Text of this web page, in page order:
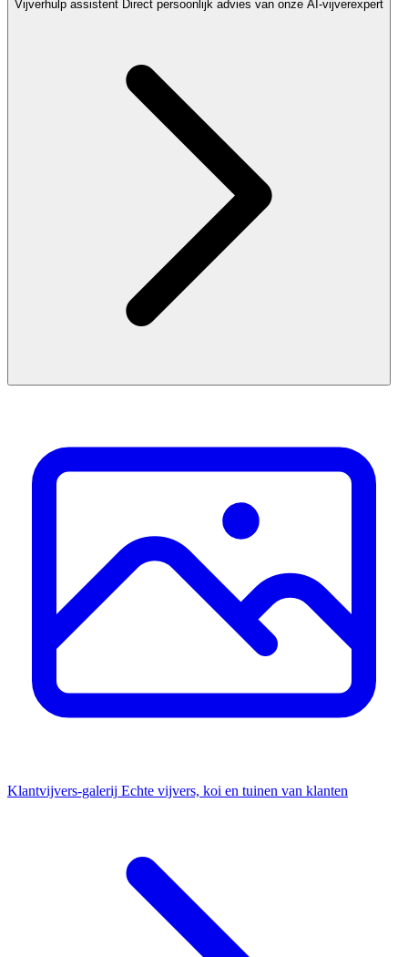
Vijverhulp assistent Direct persoonlijk advies van onze AI-vijverexpert
Klantvijvers-galerij Echte vijvers, koi en tuinen van klanten